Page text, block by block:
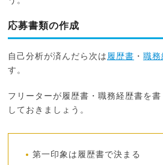
応募書類の作成
自己分析が済んだら次は 履歴書 ・ 職務
す。
フリーターが履歴書・職務経歴書を
しておきましょう。
第一印象は履歴書で決まる